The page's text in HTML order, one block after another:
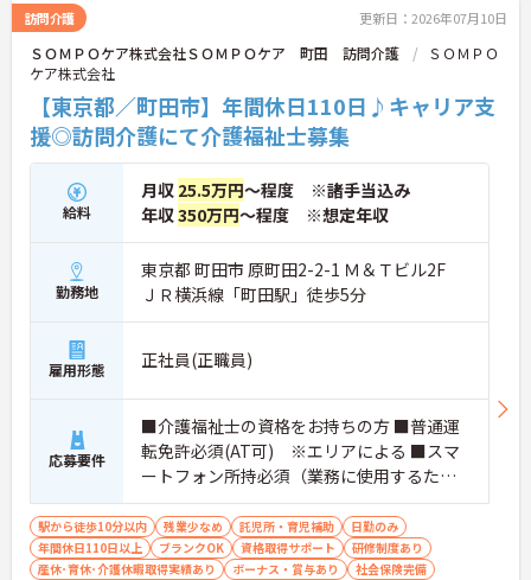
代を超えて協力し合う風土があり、困ったときには
相談しやすい環境です。また、月8～10日の休日や
年間公休110日に加え、有給休暇も取得しやすい体
制が整っており、プライベートも大切にしながらメ
リハリをつけて働けます。
訪問介護 更新日：2026年07月10日
ＳＯＭＰＯケア株式会社ＳＯＭＰＯケア 町田 訪問介護
ＳＯＭＰＯ
ケア株式会社
【東京都／町田市】年間休日110日♪キャリア支
援◎訪問介護にて介護福祉士募集
給料
月収 25.5万円～程度 ※諸手当込み
年収350万円～程度 ※想定年収
勤務地
東京都 町田市 原町田2-2-1 Ｍ＆Ｔビル2F
ＪＲ横浜線「町田駅」徒歩5分
雇用形態 正社員(正職員)
応募要件
■介護福祉士の資格をお持ちの方 ■普通運
転免許必須(AT可) ※エリアによる ■スマ
ートフォン所持必須（業務に使用するた
め） ※ブランク可
駅から徒歩10分以内 残業少なめ 託児所・育児補助
日勤のみ
年間休日110日以上
ブランクOK 資格取得サポート
研修制度あり
産休･育休･介護休暇取得実績あり
ボーナス・賞与あり
社会保険完備